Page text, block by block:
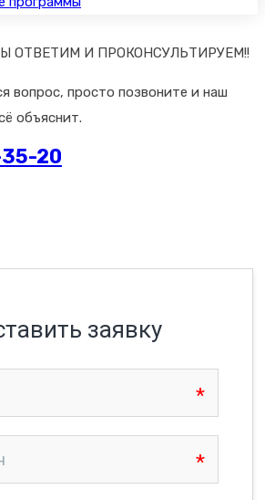
ОТВЕТИМ И ПРОКОНСУЛЬТИРУЕМ!!
вопрос, просто позвоните и наш
объяснит.
20